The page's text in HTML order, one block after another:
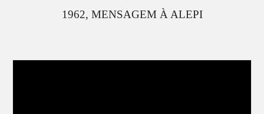
1962, MENSAGEM À ALEPI